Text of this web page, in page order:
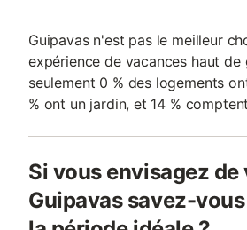
Guipavas n'est pas le meilleur
expérience de vacances haut de
seulement 0 % des logements
% ont un jardin, et 14 %
Si vous envisagez de
Guipavas savez-